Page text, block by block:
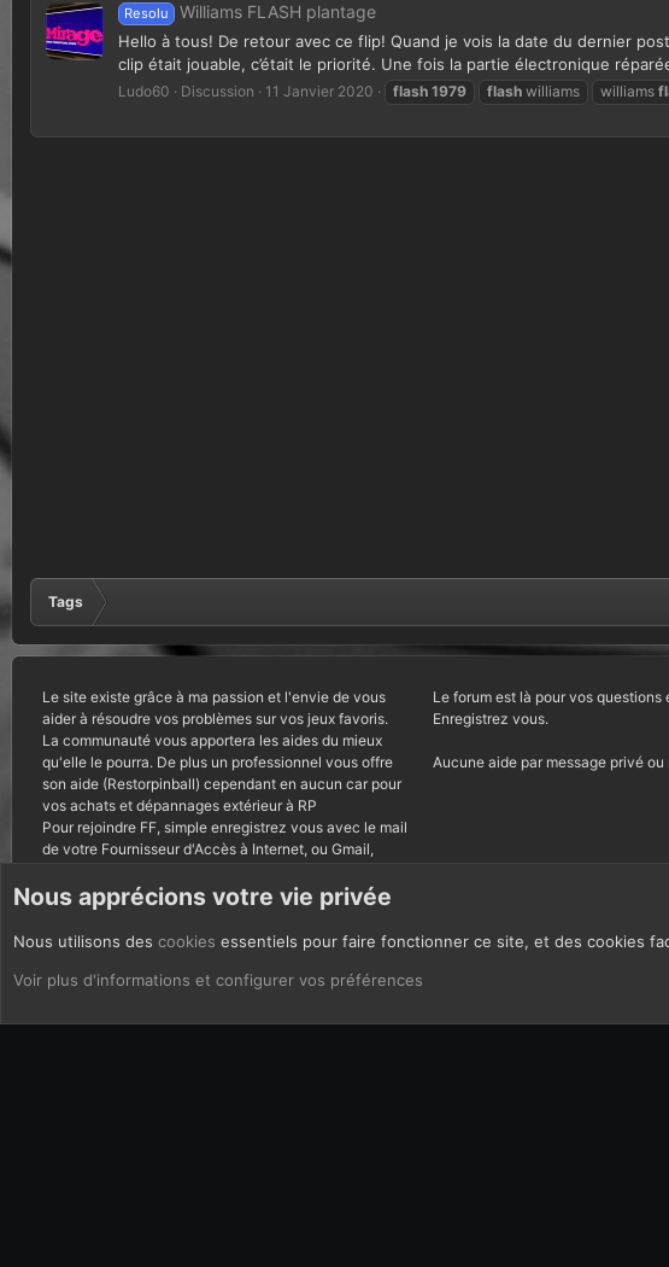
Resolu Williams FLASH plantage
Hello à tous! De retour avec ce flip! Quand je vois la date du dernier
clip était jouable, c’était le priorité. Une fois la partie électronique
Ludo60 Discussion 11 Janvier 2020 flash 1979 flash williams williams
Tags
Le site existe grâce à ma passion et l'envie de vous
aider à résoudre vos problèmes sur vos jeux favoris.
La communauté vous apportera les aides du mieux
qu'elle le pourra. De plus un professionnel vous offre
son aide (Restorpinball) cependant en aucun car pour
vos achats et dépannages extérieur à RP
Pour rejoindre FF, simple enregistrez vous avec le mail
de votre Fournisseur d'Accès à Internet, ou Gmail,
Le forum est là pour vos questions
Enregistrez vous.
Aucune aide par message privé ou
CoOkies Français (FR)
Nous apprécions votre vie privée
Nous utilisons des cookies essentiels pour faire fonctionner ce site, et des cookies
Voir plus d'informations et configurer vos préférences